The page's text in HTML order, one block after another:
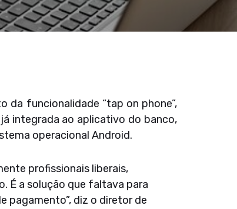
da funcionalidade “tap on phone”,
integrada ao aplicativo do banco,
operacional Android.
profissionais liberais,
É a solução que faltava para
pagamento”, diz o diretor de